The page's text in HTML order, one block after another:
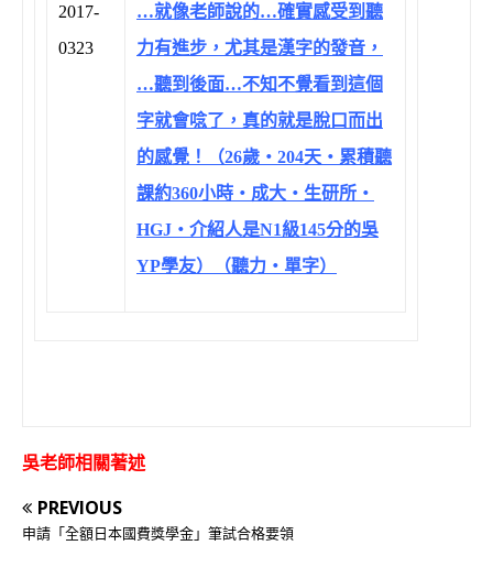
2017-
0323
…就像老師說的…確實感受到聽
力有進步，尤其是漢字的發音，
…聽到後面…不知不覺看到這個
字就會唸了，真的就是脫口而出
的感覺！（26歲‧204天‧累積聽
課約360小時‧成大‧生研所‧
HGJ‧介紹人是N1級145分的吳
YP學友）（聽力‧單字）
吳老師相關著述
PREVIOUS
申請「全額日本國費獎學金」筆試合格要領